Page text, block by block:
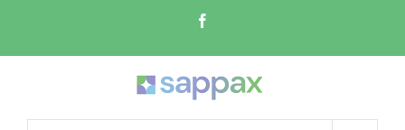
content